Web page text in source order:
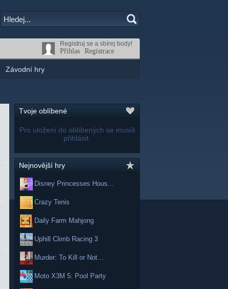
Registruj se a sbírej body!
Přihlas Registrace
Závodní hry
Tvoje oblíbené
Pro uložení do oblíbených se musíš
přihlásit.
Nejnovější hry
Disney Princesses Hous…
Crazy Tenis
Daily Farm Mahjong
Uphill Climb Racing 3
Murder: To Kill or Not…
Moto X3M 5: Pool Party